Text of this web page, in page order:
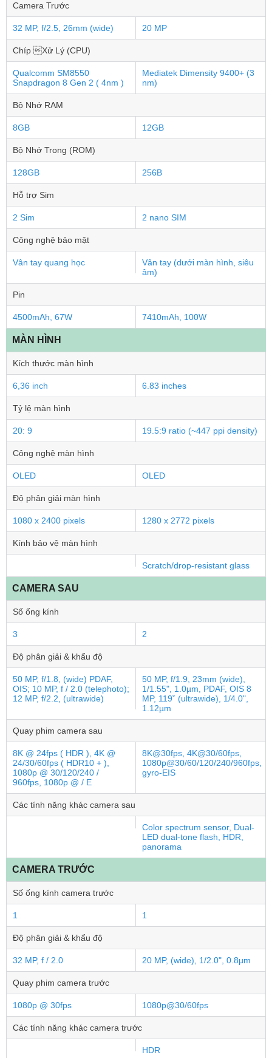
Camera Trước
32 MP, f/2.5, 26mm (wide) 20 MP
Chíp Xử Lý (CPU)
Qualcomm SM8550
Snapdragon 8 Gen 2 ( 4nm )
Mediatek Dimensity 9400+ (3
nm)
Bộ Nhớ RAM
8GB 12GB
Bộ Nhớ Trong (ROM)
128GB 256B
Hỗ trợ Sim
2 Sim 2 nano SIM
Công nghệ bảo mật
Vân tay quang học
Vân tay (dưới màn hình, siêu
âm)
Pin
4500mAh, 67W 7410mAh, 100W
MÀN HÌNH
Kích thước màn hình
6,36 inch 6.83 inches
Tỷ lệ màn hình
20: 9 19.5:9 ratio (~447 ppi density)
Công nghệ màn hình
OLED OLED
Độ phân giải màn hình
1080 x 2400 pixels 1280 x 2772 pixels
Kính bảo vệ màn hình
Scratch/drop-resistant glass
CAMERA SAU
Số ống kính
3 2
Độ phân giải & khẩu độ
50 MP, f/1.8, (wide) PDAF,
OIS; 10 MP, f / 2.0 (telephoto);
12 MP, f/2.2, (ultrawide)
50 MP, f/1.9, 23mm (wide),
1/1.55", 1.0µm, PDAF, OIS 8
MP, 119˚ (ultrawide), 1/4.0",
1.12µm
Quay phim camera sau
8K @ 24fps ( HDR ), 4K @
24/30/60fps ( HDR10 + ),
1080p @ 30/120/240 /
960fps, 1080p @ / E
8K@30fps, 4K@30/60fps,
1080p@30/60/120/240/960fps,
gyro-EIS
Các tính năng khác camera sau
Color spectrum sensor, Dual-
LED dual-tone flash, HDR,
panorama
CAMERA TRƯỚC
Số ống kính camera trước
1 1
Độ phân giải & khẩu độ
32 MP, f / 2.0 20 MP, (wide), 1/2.0", 0.8µm
Quay phim camera trước
1080p @ 30fps 1080p@30/60fps
Các tính năng khác camera trước
HDR